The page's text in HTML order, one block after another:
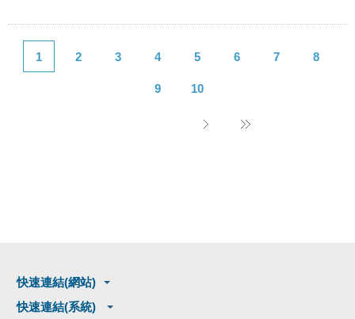
1 2 3 4 5 6 7 8
9 10
快速連結(網站)
快速連結(系統)